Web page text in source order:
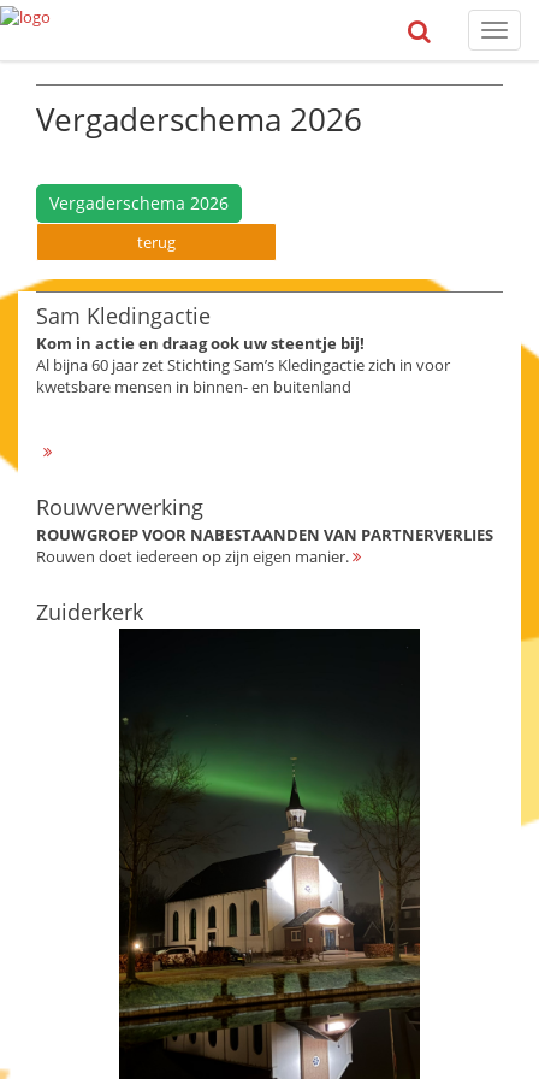
Toggle
Vergaderschema 2026
Vergaderschema 2026
terug
Sam Kledingactie
Kom in actie en draag ook uw steentje bij!
Al bijna 60 jaar zet Stichting Sam’s Kledingactie zich in voor
kwetsbare mensen in binnen- en buitenland
Rouwverwerking
ROUWGROEP VOOR NABESTAANDEN VAN PARTNERVERLIES
Rouwen doet iedereen op zijn eigen manier.
Zuiderkerk